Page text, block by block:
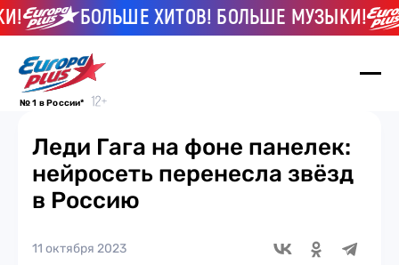
БОЛЬШЕ ХИТОВ! БОЛЬШЕ МУЗЫКИ!
№ 1 в России*
Леди Гага на фоне панелек:
нейросеть перенесла звёзд
в Россию
11 октября 2023